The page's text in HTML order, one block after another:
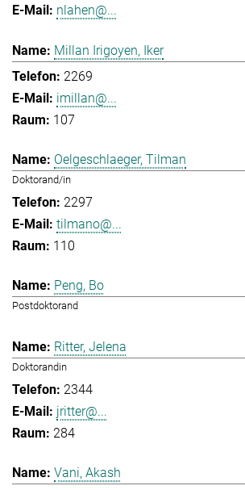
nlahen@...
Millan Irigoyen, Iker
2269
imillan@...
107
Oelgeschlaeger, Tilman
Doktorand/in
2297
tilmano@...
110
Peng, Bo
Postdoktorand
Ritter, Jelena
Doktorandin
2344
jritter@...
284
Vani, Akash